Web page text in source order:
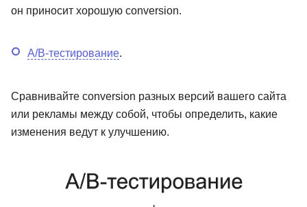
он приносит хорошую conversion.
A/B-тестирование.
Сравнивайте conversion разных версий вашего сайта
или рекламы между собой, чтобы определить, какие
изменения ведут к улучшению.